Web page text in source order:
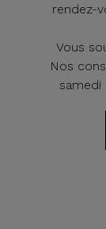
rendez-
Vous
Nos
samedi